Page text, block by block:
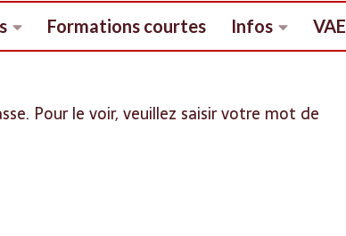
Formations courtes Infos VAE
Pour le voir, veuillez saisir votre mot de